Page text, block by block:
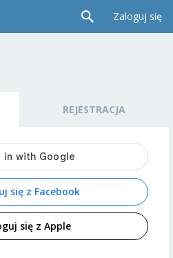
Zaloguj się
REJESTRACJA
się z Facebook
się z Apple